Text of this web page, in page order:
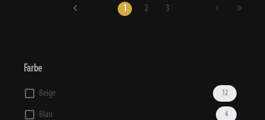
1 2 3
Farbe
Beige 12
Blau 4